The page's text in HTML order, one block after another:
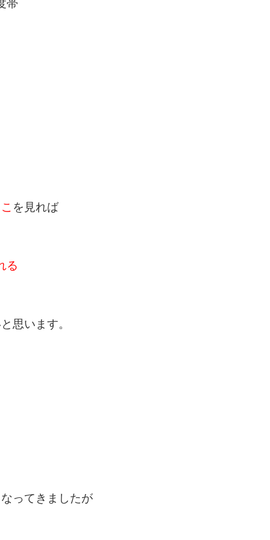
を見れば
る
思います。
ってきましたが